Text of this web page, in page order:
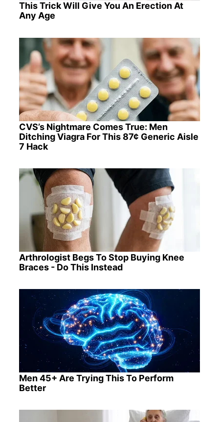
This Trick Will Give You An Erection At
Any Age
CVS’s Nightmare Comes True: Men
Ditching Viagra For This 87¢ Generic Aisle
7 Hack
Arthrologist Begs To Stop Buying Knee
Braces - Do This Instead
Men 45+ Are Trying This To Perform
Better